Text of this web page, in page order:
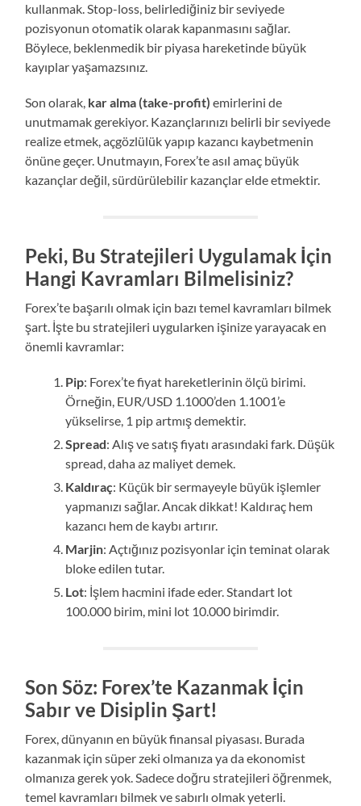
kullanmak. Stop-loss, belirlediğiniz bir seviyede
pozisyonun otomatik olarak kapanmasını sağlar.
Böylece, beklenmedik bir piyasa hareketinde büyük
kayıplar yaşamazsınız.
Son olarak, kar alma (take-profit) emirlerini de
unutmamak gerekiyor. Kazançlarınızı belirli bir seviyede
realize etmek, açgözlülük yapıp kazancı kaybetmenin
önüne geçer. Unutmayın, Forex’te asıl amaç büyük
kazançlar değil, sürdürülebilir kazançlar elde etmektir.
Peki, Bu Stratejileri Uygulamak İçin
Hangi Kavramları Bilmelisiniz?
Forex’te başarılı olmak için bazı temel kavramları bilmek
şart. İşte bu stratejileri uygularken işinize yarayacak en
önemli kavramlar:
Pip: Forex’te fiyat hareketlerinin ölçü birimi.
Örneğin, EUR/USD 1.1000’den 1.1001’e
yükselirse, 1 pip artmış demektir.
Spread: Alış ve satış fiyatı arasındaki fark. Düşük
spread, daha az maliyet demek.
Kaldıraç: Küçük bir sermayeyle büyük işlemler
yapmanızı sağlar. Ancak dikkat! Kaldıraç hem
kazancı hem de kaybı artırır.
Marjin: Açtığınız pozisyonlar için teminat olarak
bloke edilen tutar.
Lot: İşlem hacmini ifade eder. Standart lot
100.000 birim, mini lot 10.000 birimdir.
Son Söz: Forex’te Kazanmak İçin
Sabır ve Disiplin Şart!
Forex, dünyanın en büyük finansal piyasası. Burada
kazanmak için süper zeki olmanıza ya da ekonomist
olmanıza gerek yok. Sadece doğru stratejileri öğrenmek,
temel kavramları bilmek ve sabırlı olmak yeterli.